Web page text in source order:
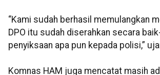
“Kami sudah berhasil memulangkan
DPO itu sudah diserahkan secara
penyiksaan apa pun kepada polisi,”
Komnas HAM juga mencatat masih